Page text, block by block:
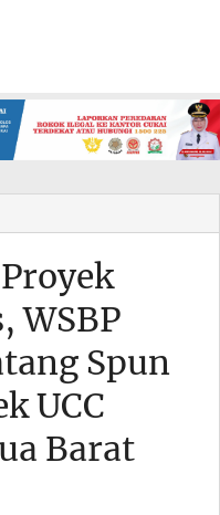
WSBP
Spun
UCC
Barat